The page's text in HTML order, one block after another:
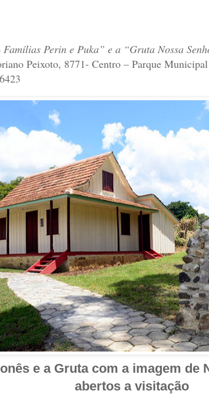
Perin e Puka” e a “Gruta Nossa
Peixoto, 8771- Centro – Parque
e a Gruta com a imagem de
abertos a visitação